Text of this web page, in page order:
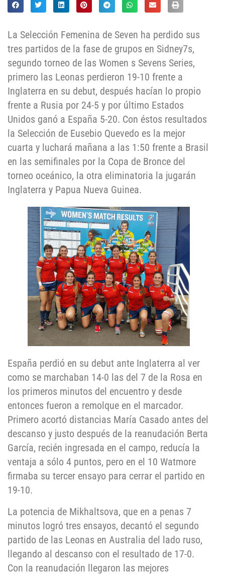
La Selección Femenina de Seven ha perdido sus
tres partidos de la fase de grupos en Sidney7s,
segundo torneo de las Women s Sevens Series,
primero las Leonas perdieron 19-10 frente a
Inglaterra en su debut, después hacían lo propio
frente a Rusia por 24-5 y por último Estados
Unidos ganó a España 5-20. Con éstos resultados
la Selección de Eusebio Quevedo es la mejor
cuarta y luchará mañana a las 1:50 frente a Brasil
en las semifinales por la Copa de Bronce del
torneo oceánico, la otra eliminatoria la jugarán
Inglaterra y Papua Nueva Guinea.
España perdió en su debut ante Inglaterra al ver
como se marchaban 14-0 las del 7 de la Rosa en
los primeros minutos del encuentro y desde
entonces fueron a remolque en el marcador.
Primero acortó distancias María Casado antes del
descanso y justo después de la reanudación Berta
García, recién ingresada en el campo, reducía la
ventaja a sólo 4 puntos, pero en el 10 Watmore
firmaba su tercer ensayo para cerrar el partido en
19-10.
La potencia de Mikhaltsova, que en a penas 7
minutos logró tres ensayos, decantó el segundo
partido de las Leonas en Australia del lado ruso,
llegando al descanso con el resultado de 17-0.
Con la reanudación llegaron las mejores